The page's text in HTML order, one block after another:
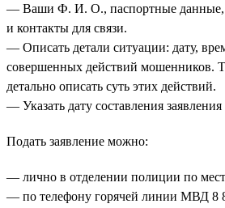
— Ваши Ф. И. О., паспортные данные,
и контакты для связи.
— Описать детали ситуации: дату,
совершенных действий мошенников.
детально описать суть этих действий.
— Указать дату составления
Подать заявление можно:
— лично в отделении полиции по
— по телефону горячей линии МВД 8